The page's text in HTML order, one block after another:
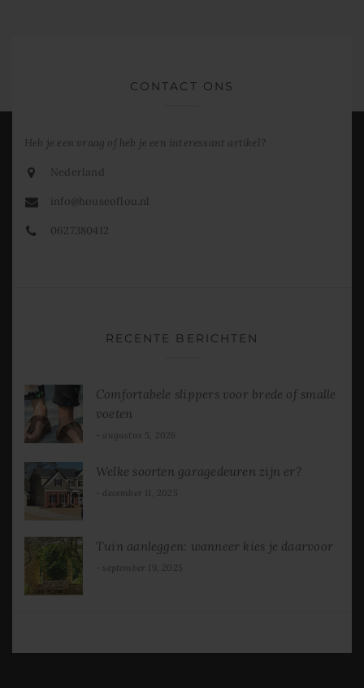
CONTACT ONS
Heb je een vraag of heb je een interessant artikel?
Nederland
info@houseoflou.nl
0627380412
RECENTE BERICHTEN
Comfortabele slippers voor brede of smalle
voeten
augustus 5, 2026
Welke soorten garagedeuren zijn er?
december 11, 2025
Tuin aanleggen: wanneer kies je daarvoor
september 19, 2025